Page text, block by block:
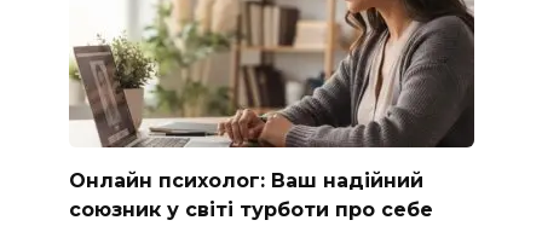
Онлайн психолог: Ваш надійний
союзник у світі турботи про себе